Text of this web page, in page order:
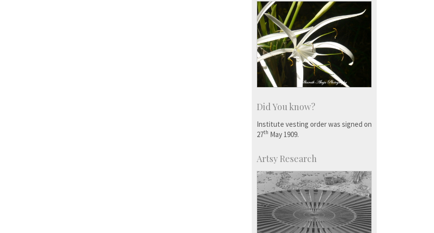
Did You know?
Institute vesting order was signed on
27th May 1909.
Artsy Research